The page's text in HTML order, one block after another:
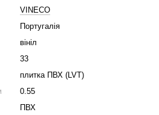
VINECO
Португалія
вініл
33
плитка ПВХ (LVT)
0.55
ПВХ